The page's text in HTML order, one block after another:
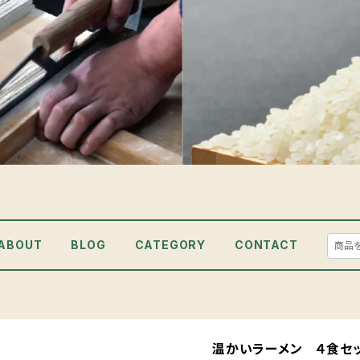
BLOG CATEGORY CONTACT
温かいラーメン ４食セ